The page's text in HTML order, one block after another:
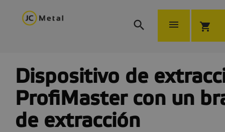
  shopping_cart
Dispositivo de
ProfiMaster con un
de extracción